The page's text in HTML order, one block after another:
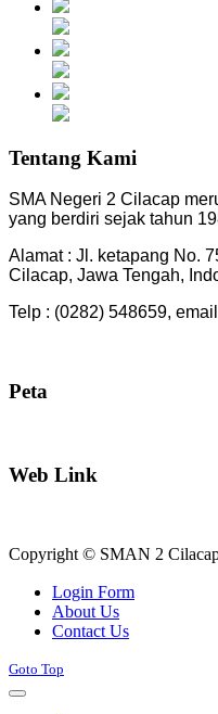
Tentang Kami
SMA Negeri 2 Cilacap
yang berdiri sejak tahun
Alamat : Jl. ketapang No.
Cilacap, Jawa Tengah,
Telp : (0282) 548659,
Peta
Web Link
Copyright © SMAN 2
Login Form
About Us
Contact Us
Goto Top